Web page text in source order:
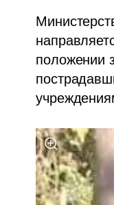
положении